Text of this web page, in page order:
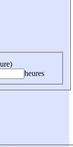
heures